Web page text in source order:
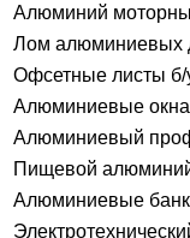
Алюминий
Лом алюминиевых
Офсетные листы б/
Алюминиевые окна
Алюминиевый
Пищевой
Алюминиевые